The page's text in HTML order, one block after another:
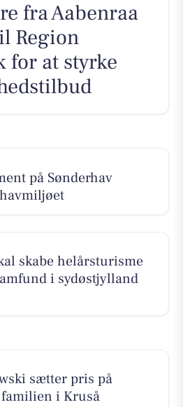
fra Aabenraa
Region
for at styrke
på Sønderhav
skabe helårsturisme
i sydøstjylland
sætter pris på
i Kruså